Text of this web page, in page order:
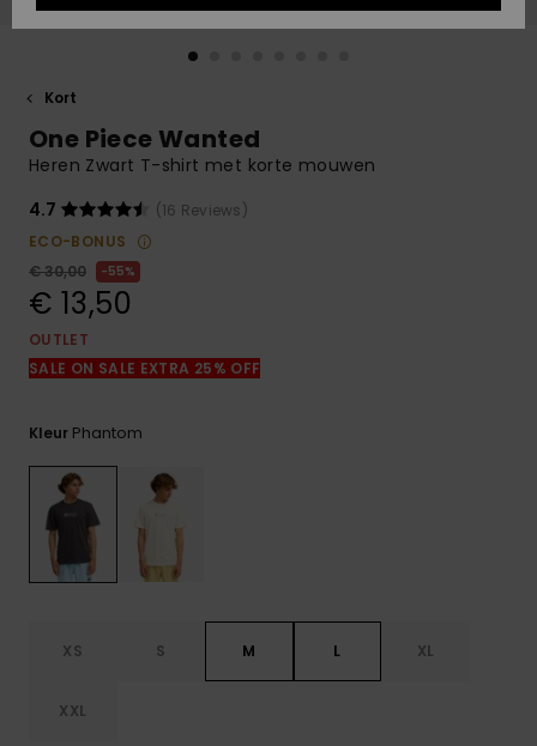
krijgen.
antwoorden op
de meest
vragen en ons
contactformulier.
STORE LOCATOR
VERLANGLIJST
Kort
One Piece Wanted
Heren Zwart T-shirt met korte mouwen
4.7
(16 Reviews)
ECO-BONUS
€ 30,00
55%
€ 13,50
OUTLET
SALE ON SALE EXTRA 25% OFF
Kleur Phantom
XS S M L XL
XXL